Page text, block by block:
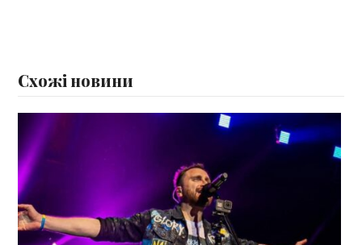
Схожі новини